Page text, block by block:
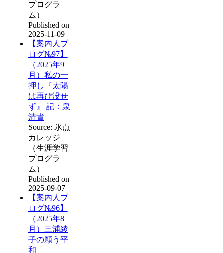
プログラ
ム）
Published on
2025-11-09
【案内人ブ
ログ№97】
（2025年9
月）私の一
押し『太陽
は再び没せ
ず』 記：泉
清貴
Source: 氷点
カレッジ
（生涯学習
プログラ
ム）
Published on
2025-09-07
【案内人ブ
ログ№96】
（2025年8
月）三浦綾
子の願う平
和